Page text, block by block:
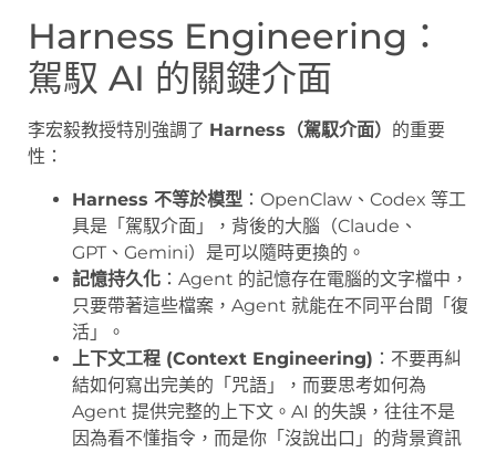
Harness Engineering：
駕馭 AI 的關鍵介面
李宏毅教授特別強調了 Harness（駕馭介面） 的重要
性：
Harness 不等於模型 ：OpenClaw、Codex 等工
具是「駕馭介面」，背後的大腦（Claude、
GPT、Gemini）是可以隨時更換的。
記憶持久化 ：Agent 的記憶存在電腦的文字檔中，
只要帶著這些檔案，Agent 就能在不同平台間「復
活」。
上下文工程 (Context Engineering) ：不要再糾
結如何寫出完美的「咒語」，而要思考如何為
Agent 提供完整的上下文。AI 的失誤，往往不是
因為看不懂指令，而是你「沒說出口」的背景資訊